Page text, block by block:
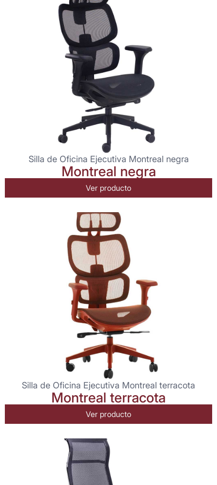
Silla de Oficina Ejecutiva Montreal negra
Montreal negra
Ver producto
Silla de Oficina Ejecutiva Montreal terracota
Montreal terracota
Ver producto